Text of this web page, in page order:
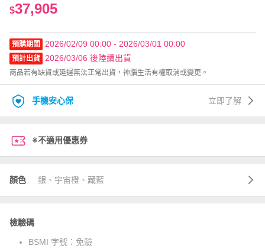
$37,905
預購期間 2026/02/09 00:00 - 2026/03/01 00:00
預計出貨 2026/03/06 後陸續出貨
商品若有缺貨或延遲無法正常出貨，神腦生活有權取消或變更。
手機安心保 立即了解
※不適用優惠券
顏色 銀、宇宙橙、藏藍
檢驗碼
BSMI 字號： 免驗